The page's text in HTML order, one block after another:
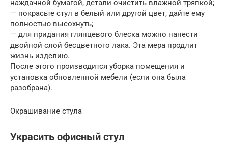
наждачной бумагой, детали очистить влажной тряпкой;
— покрасьте стул в белый или другой цвет, дайте ему
полностью высохнуть;
— для придания глянцевого блеска можно нанести
двойной слой бесцветного лака. Эта мера продлит
жизнь изделию.
После этого производится уборка помещения и
установка обновленной мебели (если она была
разобрана).
Окрашивание стула
Украсить офисный стул